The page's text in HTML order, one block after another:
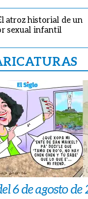
atroz historial de un
sexual infantil
6 de agosto de